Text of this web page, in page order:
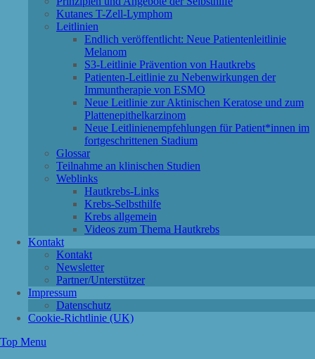
Kutanes T-Zell-Lymphom
Leitlinien
Endlich veröffentlicht: Neue Patientenleitlinie
Melanom
S3-Leitlinie Prävention von Hautkrebs
Patienten-Leitlinie zu Nebenwirkungen der
Immuntherapie von ESMO
Neue Leitlinie zur Aktinischen Keratose und zum
Plattenepithelkarzinom
Neue Leitlinienempfehlungen für Patient*innen im
fortgeschrittenen Stadium
Glossar
Teilnahme an klinischen Studien
Weblinks
Hautkrebs-Links
Krebs-Selbsthilfe
Krebs allgemein
Videos zum Thema Hautkrebs
Kontakt
Kontakt
Newsletter
Partner/Unterstützer
Impressum
Datenschutz
Cookie-Richtlinie (UK)
Top Menu